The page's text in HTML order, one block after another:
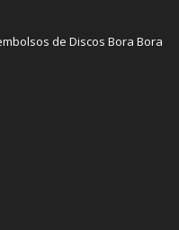
de Discos Bora Bora